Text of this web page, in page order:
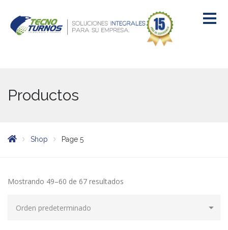
Productos
Shop Page 5
Mostrando 49–60 de 67 resultados